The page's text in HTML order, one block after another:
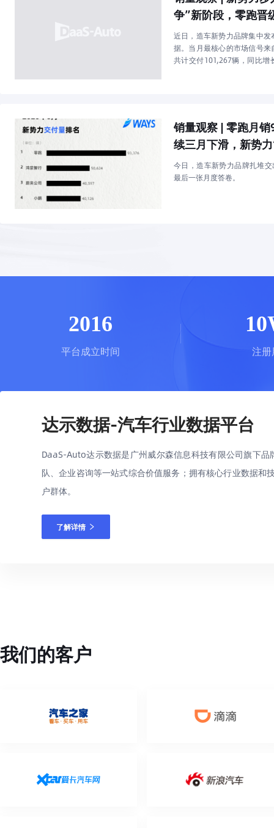
争”新阶段，零跑晋
追、理想承压
近日，造车新势力品牌集中
据。当月最核心的市场信号
共计交付101,267辆，同比增
销量观察 | 零跑月
续三月下滑，新势
了最残酷的时刻
今日，造车新势力品牌扎堆
最后一张月度答卷。
2016
平台成立时间 注
达示数据-汽车行业数据平台
DaaS-Auto达示数据是广州威尔森信息科技有限公司旗下
队、企业咨询等一站式综合价值服务；拥有核心行业数据
户群体。
了解详情
我们的客户